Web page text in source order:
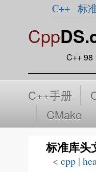
Cpp
C++ 98
C++手册
CMake
标准库头
<cpp ‎ |
C++ 标